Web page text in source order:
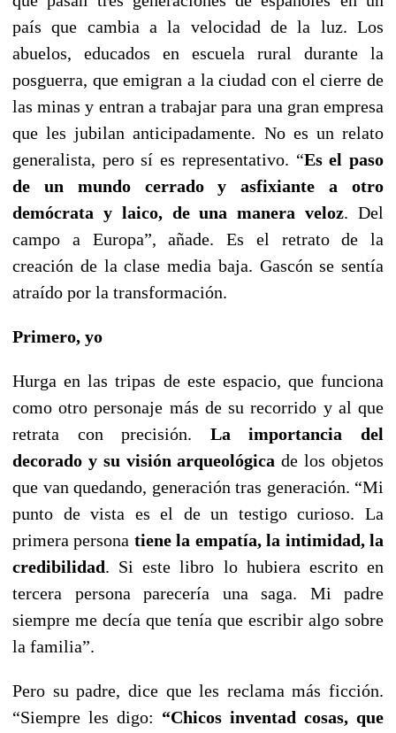
país que cambia a la velocidad de la luz. Los
abuelos, educados en escuela rural durante la
posguerra, que emigran a la ciudad con el cierre de
las minas y entran a trabajar para una gran empresa
que les jubilan anticipadamente. No es un relato
generalista, pero sí es representativo. “Es el paso
de un mundo cerrado y asfixiante a otro
demócrata y laico, de una manera veloz. Del
campo a Europa”, añade. Es el retrato de la
creación de la clase media baja. Gascón se sentía
atraído por la transformación.
Primero, yo
Hurga en las tripas de este espacio, que funciona
como otro personaje más de su recorrido y al que
retrata con precisión. La importancia del
decorado y su visión arqueológica de los objetos
que van quedando, generación tras generación. “Mi
punto de vista es el de un testigo curioso. La
primera persona tiene la empatía, la intimidad, la
credibilidad. Si este libro lo hubiera escrito en
tercera persona parecería una saga. Mi padre
siempre me decía que tenía que escribir algo sobre
la familia”.
Pero su padre, dice que les reclama más ficción.
“Siempre les digo: “Chicos inventad cosas, que